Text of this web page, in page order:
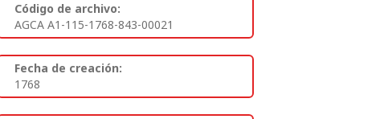
Código de archivo:
AGCA A1-115-1768-843-00021
Fecha de creación:
1768